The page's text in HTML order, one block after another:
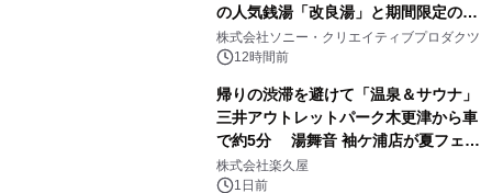
の人気銭湯「改良湯」と期間限定のコ
ラボレーション サウナイキタイコラ
ボグッズも発売決定！
株式会社ソニー・クリエイティブプロダクツ
12時間前
帰りの渋滞を避けて「温泉＆サウナ」
三井アウトレットパーク木更津から車
で約5分 湯舞音 袖ケ浦店が夏フェア
メニューを提供
株式会社楽久屋
1日前